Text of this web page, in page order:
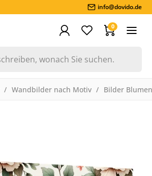
info@dovido.de
0
Wandbilder nach Motiv Bilder Blumen